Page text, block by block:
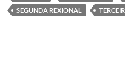
SEGUNDA REXIONAL